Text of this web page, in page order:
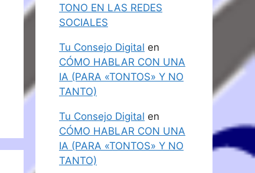
TONO EN LAS REDES
SOCIALES
Tu Consejo Digital en
CÓMO HABLAR CON UNA
IA (PARA «TONTOS» Y NO
TANTO)
Tu Consejo Digital en
CÓMO HABLAR CON UNA
IA (PARA «TONTOS» Y NO
TANTO)